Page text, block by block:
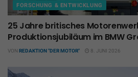
FORSCHUNG & ENTWICKLUNG
25 Jahre britisches
Produktionsjubiläum im BMW
VON REDAKTION "DER MOTOR" 8. JUNI 2026